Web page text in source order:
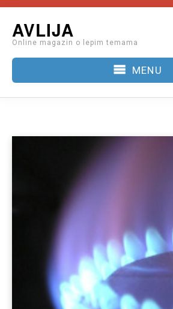
content
AVLIJA
Online magazin o lepim temama
MENU